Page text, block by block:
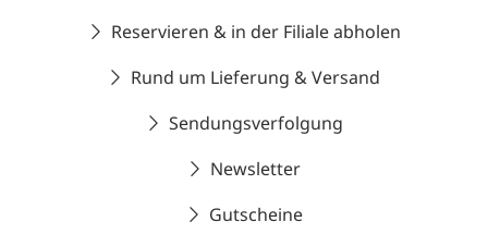
Reservieren & in der Filiale abholen
Rund um Lieferung & Versand
Sendungsverfolgung
Newsletter
Gutscheine